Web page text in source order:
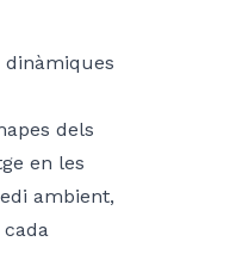
dinàmiques
dels
en les
ambient,
cada